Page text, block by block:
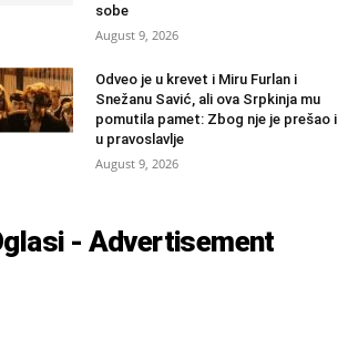
sobe
August 9, 2026
Odveo je u krevet i Miru Furlan i
Snežanu Savić, ali ova Srpkinja mu
pomutila pamet: Zbog nje je prešao i
u pravoslavlje
August 9, 2026
- Advertisement